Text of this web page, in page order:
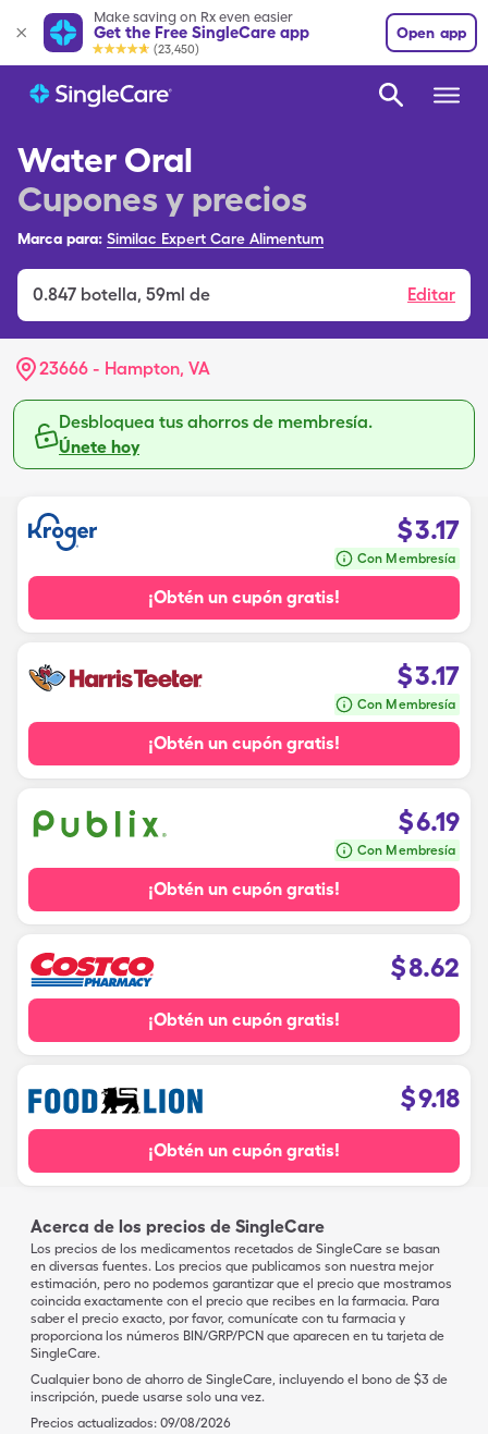
Make saving on Rx even easier
Get the Free SingleCare app
(23,450)
Open app
Water Oral
Cupones y precios
Marca para: Similac Expert Care Alimentum
0.847 botella, 59ml de Editar
23666 - Hampton, VA
Desbloquea tus ahorros de membresía.
Únete hoy
$3.17
Con Membresía
¡Obtén un cupón gratis!
$3.17
Con Membresía
¡Obtén un cupón gratis!
$6.19
Con Membresía
¡Obtén un cupón gratis!
$8.62
¡Obtén un cupón gratis!
$9.18
¡Obtén un cupón gratis!
Acerca de los precios de SingleCare
Los precios de los medicamentos recetados de SingleCare se basan
en diversas fuentes. Los precios que publicamos son nuestra mejor
estimación, pero no podemos garantizar que el precio que mostramos
coincida exactamente con el precio que recibes en la farmacia. Para
saber el precio exacto, por favor, comunícate con tu farmacia y
proporciona los números BIN/GRP/PCN que aparecen en tu tarjeta de
SingleCare.
Cualquier bono de ahorro de SingleCare, incluyendo el bono de $3 de
inscripción, puede usarse solo una vez.
Precios actualizados: 09/08/2026